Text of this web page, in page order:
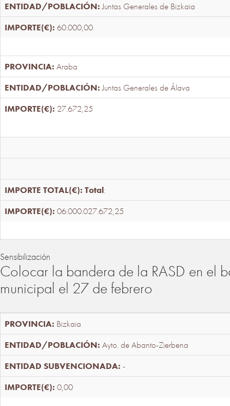
Juntas Generales de Bizkaia
60.000,00
Araba
Juntas Generales de Álava
27.672,25
Total:
06.000.027.672,25
Sensibilización
Colocar la bandera de la RASD en el
municipal el 27 de febrero
Bizkaia
Ayto. de Abanto-Zierbena
-
0,00